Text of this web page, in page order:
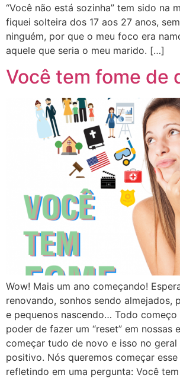
“Você não está sozinha” tem sido na
fiquei solteira dos 17 aos 27 anos,
ninguém, por que o meu foco era
aquele que seria o meu marido. […]
Você tem fome de
Wow! Mais um ano começando!
renovando, sonhos sendo almejados,
e pequenos nascendo… Todo
poder de fazer um “reset” em nossas
começar tudo de novo e isso no
positivo. Nós queremos começar
refletindo em uma pergunta: Você